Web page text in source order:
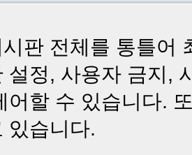
판 전체를 통틀어
설정, 사용자 금지,
어할 수 있습니다.
있습니다.